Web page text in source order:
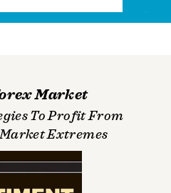
Market
To Profit From
Extremes